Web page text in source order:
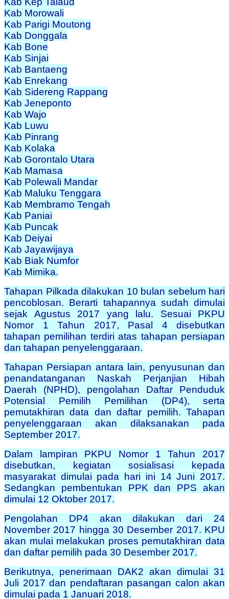
Kab Morowali
Kab Parigi Moutong
Kab Donggala
Kab Bone
Kab Sinjai
Kab Bantaeng
Kab Enrekang
Kab Sidereng Rappang
Kab Jeneponto
Kab Wajo
Kab Luwu
Kab Pinrang
Kab Kolaka
Kab Gorontalo Utara
Kab Mamasa
Kab Polewali Mandar
Kab Maluku Tenggara
Kab Membramo Tengah
Kab Paniai
Kab Puncak
Kab Deiyai
Kab Jayawijaya
Kab Biak Numfor
Kab Mimika.
Tahapan Pilkada dilakukan 10 bulan sebelum hari
pencoblosan. Berarti tahapannya sudah dimulai
sejak Agustus 2017 yang lalu. Sesuai PKPU
Nomor 1 Tahun 2017, Pasal 4 disebutkan
tahapan pemilihan terdiri atas tahapan persiapan
dan tahapan penyelenggaraan.
Tahapan Persiapan antara lain, penyusunan dan
penandatanganan Naskah Perjanjian Hibah
Daerah (NPHD), pengolahan Daftar Penduduk
Potensial Pemilih Pemilihan (DP4), serta
pemutakhiran data dan daftar pemilih. Tahapan
penyelenggaraan akan dilaksanakan pada
September 2017.
Dalam lampiran PKPU Nomor 1 Tahun 2017
disebutkan, kegiatan sosialisasi kepada
masyarakat dimulai pada hari ini 14 Juni 2017.
Sedangkan pembentukan PPK dan PPS akan
dimulai 12 Oktober 2017.
Pengolahan DP4 akan dilakukan dari 24
November 2017 hingga 30 Desember 2017. KPU
akan mulai melakukan proses pemutakhiran data
dan daftar pemilih pada 30 Desember 2017.
Berikutnya, penerimaan DAK2 akan dimulai 31
Juli 2017 dan pendaftaran pasangan calon akan
dimulai pada 1 Januari 2018.